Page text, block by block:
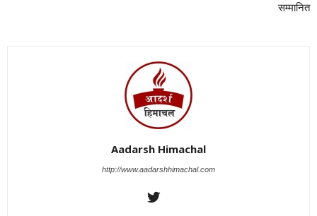
सम्मानित
Aadarsh Himachal
http://www.aadarshhimachal.com